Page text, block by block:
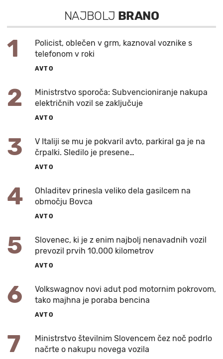
NAJBOLJ BRANO
1
Policist, oblečen v grm, kaznoval voznike s
telefonom v roki
AVTO
2
Ministrstvo sporoča: Subvencioniranje nakupa
električnih vozil se zaključuje
AVTO
3
V Italiji se mu je pokvaril avto, parkiral ga je na
črpalki. Sledilo je presene…
AVTO
4
Ohladitev prinesla veliko dela gasilcem na
območju Bovca
AVTO
5
Slovenec, ki je z enim najbolj nenavadnih vozil
prevozil prvih 10.000 kilometrov
AVTO
6
Volkswagnov novi adut pod motornim pokrovom,
tako majhna je poraba bencina
AVTO
7
Ministrstvo številnim Slovencem čez noč podrlo
načrte o nakupu novega vozila